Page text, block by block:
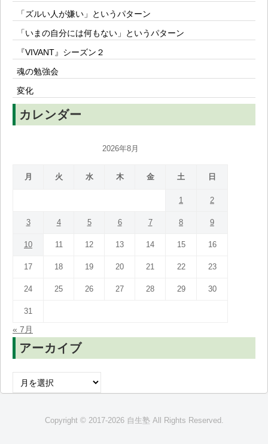
「ズルい人が嫌い」というパターン
「いまの自分には何もない」というパターン
『VIVANT』シーズン２
魂の勉強会
変化
カレンダー
2026年8月
月 火 水 木 金 土 日
1 2
3 4 5 6 7 8 9
10 11 12 13 14 15 16
17 18 19 20 21 22 23
24 25 26 27 28 29 30
31
« 7月
アーカイブ
ー
Copyright © 2017-2026 自生塾 All Rights Reserved.